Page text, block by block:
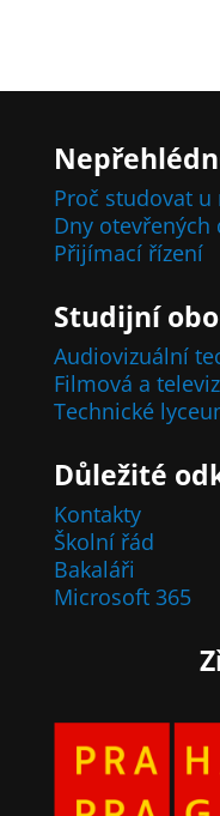
Proč studovat u
Dny otevřených
Přijímací řízení
Studijní
Audiovizuální
Filmová a
Technické
Důležité
Kontakty
Školní řád
Bakaláři
Microsoft 365